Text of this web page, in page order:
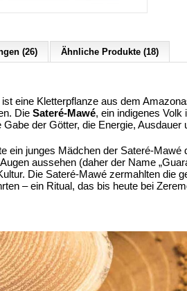
(26) Ähnliche Produkte (18)
ist eine Kletterpflanze aus dem
Die Sateré-Mawé, ein indigenes
der Götter, die Energie,
ein junges Mädchen der Sateré-
aussehen (daher der Name
Die Sateré-Mawé zermahlten die
– ein Ritual, das bis heute bei